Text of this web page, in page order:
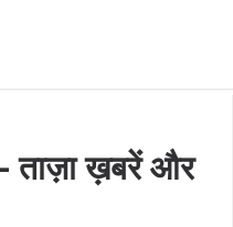
ताज़ा ख़बरें और